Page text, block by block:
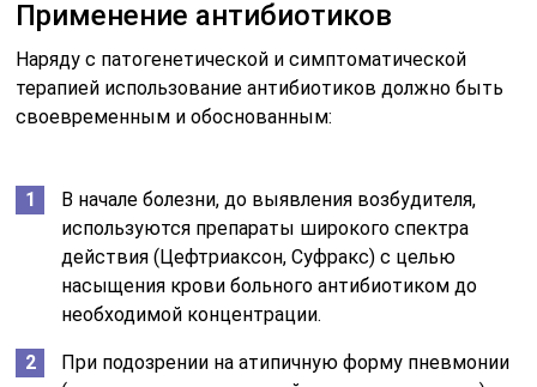
Применение антибиотиков
Наряду с патогенетической и симптоматической
терапией использование антибиотиков должно быть
своевременным и обоснованным:
В начале болезни, до выявления возбудителя,
используются препараты широкого спектра
действия (Цефтриаксон, Суфракс) с целью
насыщения крови больного антибиотиком до
необходимой концентрации.
При подозрении на атипичную форму пневмонии